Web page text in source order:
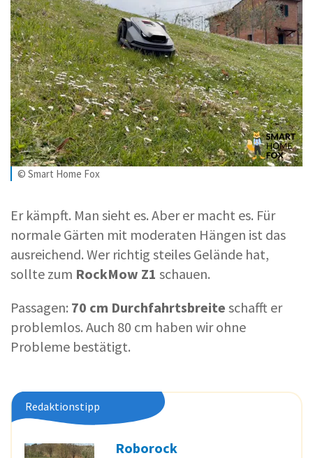
© Smart Home Fox
Er kämpft. Man sieht es. Aber er macht es. Für
normale Gärten mit moderaten Hängen ist das
ausreichend. Wer richtig steiles Gelände hat,
sollte zum RockMow Z1 schauen.
Passagen: 70 cm Durchfahrtsbreite schafft er
problemlos. Auch 80 cm haben wir ohne
Probleme bestätigt.
Redaktionstipp
Roborock